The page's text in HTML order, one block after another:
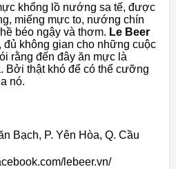
khổng lồ nướng sa tế, được
miếng mực to, nướng chín
béo ngậy và thơm. Le Beer
đủ không gian cho những cuộc
rằng đến đây ăn mực là
Bởi thật khó để có thể cưỡng
nó.
Bạch, P. Yên Hòa, Q. Cầu
lebeer.vn/